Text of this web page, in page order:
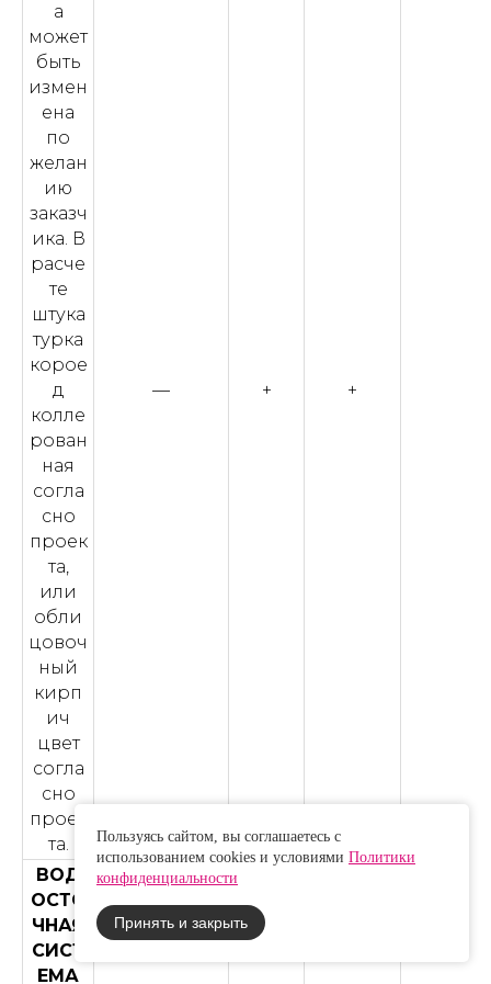
а
может
быть
измен
ена
по
желан
ию
заказч
ика. В
расче
те
штука
турка
корое
д
колле
рован
ная
согла
сно
проек
та,
или
обли
цовоч
ный
кирп
ич
цвет
согла
сно
проек
та.
— + +
ВОД
ОСТО
ЧНАЯ
СИСТ
ЕМА
Пользуясь сайтом, вы соглашаетесь с
использованием cookies и условиями Политики
конфиденциальности
Принять и закрыть